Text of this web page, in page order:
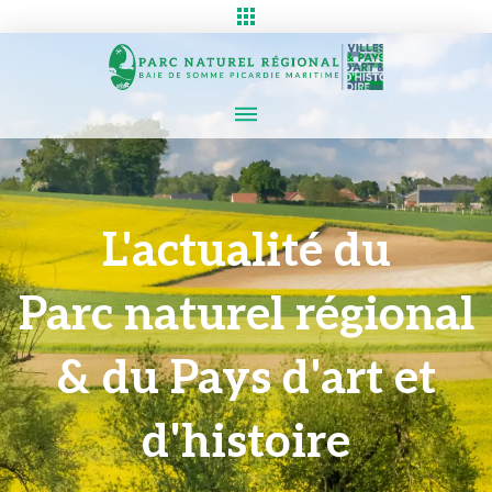
L'actualité du
Parc naturel régional
& du Pays d'art et
d'histoire